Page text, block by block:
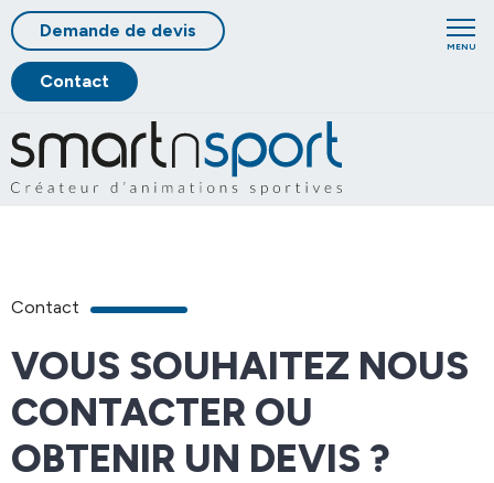
Demande de devis
Contact
MENU
Contact
VOUS SOUHAITEZ NOUS
CONTACTER OU
OBTENIR UN DEVIS ?